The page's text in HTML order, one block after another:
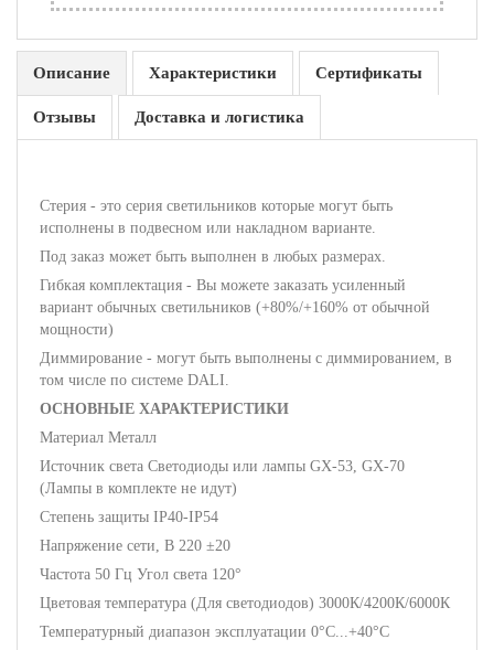
Описание Характеристики Сертификаты
Отзывы Доставка и логистика
Стерия - это серия светильников которые могут быть
исполнены в подвесном или накладном варианте.
Под заказ может быть выполнен в любых размерах.
Гибкая комплектация - Вы можете заказать усиленный
вариант обычных светильников (+80%/+160% от обычной
мощности)
Диммирование - могут быть выполнены с диммированием, в
том числе по системе DALI.
ОСНОВНЫЕ ХАРАКТЕРИСТИКИ
Материал Металл
Источник света Светодиоды или лампы GX-53, GX-70
(Лампы в комплекте не идут)
Степень защиты IP40-IP54
Напряжение сети, В 220 ±20
Частота 50 Гц Угол света 120°
Цветовая температура (Для светодиодов) 3000К/4200К/6000К
Температурный диапазон эксплуатации 0°С...+40°С